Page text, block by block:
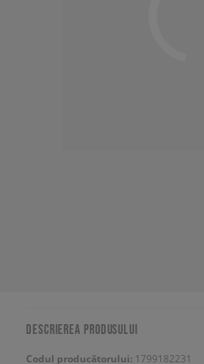
DESCRIEREA PRODUSULUI
Codul producătorului: 1799182231